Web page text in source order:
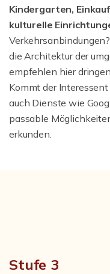
Kindergarten,
kulturelle
die Architektur der
empfehlen hier
Kommt der
auch Dienste wie
passable
erkunden.
Stufe 3